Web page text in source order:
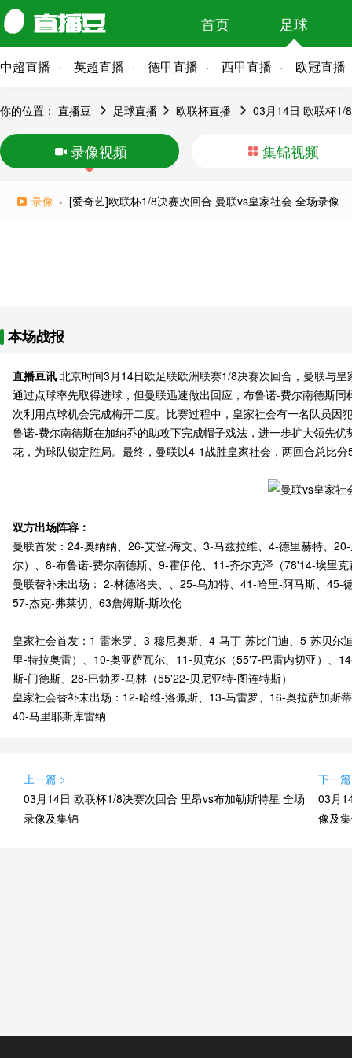
首页 足球
中超直播 英超直播 德甲直播 西甲直播 欧冠直播
你的位置： 直播豆 足球直播 欧联杯直播 03月14日 欧联杯1/
录像视频 集锦视频
录像 [爱奇艺]欧联杯1/8决赛次回合 曼联vs皇家社会 全场录像
本场战报
直播豆讯 北京时间3月14日欧足联欧洲联赛1/8决赛次回合，曼联与
通过点球率先取得进球，但曼联迅速做出回应，布鲁诺-费尔南德斯
次利用点球机会完成梅开二度。比赛过程中，皇家社会有一名队员因
鲁诺-费尔南德斯在加纳乔的助攻下完成帽子戏法，进一步扩大领先
花，为球队锁定胜局。最终，曼联以4-1战胜皇家社会，两回合总比
双方出场阵容：
曼联首发：24-奥纳纳、26-艾登-海文、3-马兹拉维、4-德里赫特、
尔）、8-布鲁诺-费尔南德斯、9-霍伊伦、11-齐尔克泽（78'14-埃里
曼联替补未出场： 2-林德洛夫、、25-乌加特、41-哈里-阿马斯、
57-杰克-弗莱切、63詹姆斯-斯坎伦
皇家社会首发：1-雷米罗、3-穆尼奥斯、4-马丁-苏比门迪、5-苏贝
里-特拉奥雷）、10-奥亚萨瓦尔、11-贝克尔（55'7-巴雷内切亚）、
斯-门德斯、28-巴勃罗-马林（55'22-贝尼亚特-图连特斯）
皇家社会替补未出场：12-哈维-洛佩斯、13-马雷罗、16-奥拉萨加斯
40-马里耶斯库雷纳
上一篇 >
03月14日 欧联杯1/8决赛次回合 里昂vs布加勒斯特星 全场
录像及集锦
下一
03月
像及